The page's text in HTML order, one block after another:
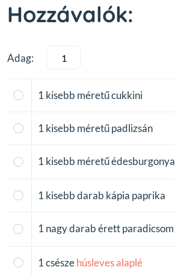
Hozzávalók:
Adag:
1 kisebb méretű cukkini
1 kisebb méretű padlizsán
1 kisebb méretű édesburgonya
1 kisebb darab kápia paprika
1 nagy darab érett paradicsom
1csészehúslevesalaplé